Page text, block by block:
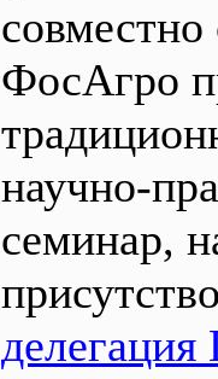
ФосАгро
научно-
семинар,